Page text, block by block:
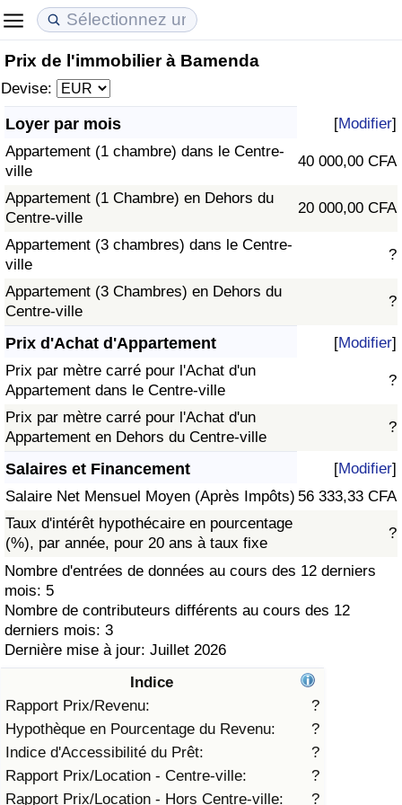
Prix de l'immobilier à Bamenda
Devise:
Loyer par mois [Modifier]
Appartement (1 chambre) dans le Centre-
ville
40 000,00 CFA
Appartement (1 Chambre) en Dehors du
Centre-ville
20 000,00 CFA
Appartement (3 chambres) dans le Centre-
ville
?
Appartement (3 Chambres) en Dehors du
Centre-ville
?
Prix d'Achat d'Appartement [Modifier]
Prix par mètre carré pour l'Achat d'un
Appartement dans le Centre-ville
?
Prix par mètre carré pour l'Achat d'un
Appartement en Dehors du Centre-ville
?
Salaires et Financement [Modifier]
Salaire Net Mensuel Moyen (Après Impôts) 56 333,33 CFA
Taux d'intérêt hypothécaire en pourcentage
(%), par année, pour 20 ans à taux fixe
?
Nombre d'entrées de données au cours des 12 derniers
mois: 5
Nombre de contributeurs différents au cours des 12
derniers mois: 3
Dernière mise à jour: Juillet 2026
Indice
Rapport Prix/Revenu:
?
Hypothèque en Pourcentage du Revenu:
?
Indice d'Accessibilité du Prêt:
?
Rapport Prix/Location - Centre-ville:
?
Rapport Prix/Location - Hors Centre-ville:
?
Coût de la vie
Indice du Coût de la Vie (Actuel)
Indice du Coût de la Vie
Indice du coût de la vie par pays
à Akaba
Prix de l'immobilier
Indice des Prix de l'immobilier (Actuel)
Indice des Prix de l'immobilier
Indice des Prix de l'immobilier par Pays
Qualité de Vie
Indice de Qualité de Vie
Indice de Qualité de Vie (Actuel)
Indice de qualité de vie par pays
Criminalité
Indice de Criminalité (Actuel)
Indice de Criminalité
Indice de criminalité par pays
Soins de santé
Indice des soins de santé (Actuel)
Indice des soins de santé
Indice des soins de santé par Pays
Pollution
Indice de Pollution (Actuel)
Indice de pollution
Indice de Pollution par Pays
Trafic